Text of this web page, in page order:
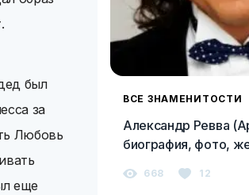
был
за
Любовь
еще
ВСЕ ЗНАМЕНИТОСТИ
Александр Ревва
биография, фото,
668 12